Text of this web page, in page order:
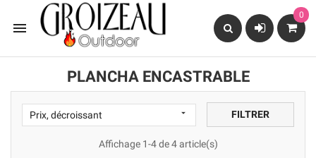

0
PLANCHA ENCASTRABLE
Prix, décroissant  FILTRER
Affichage 1-4 de 4 article(s)